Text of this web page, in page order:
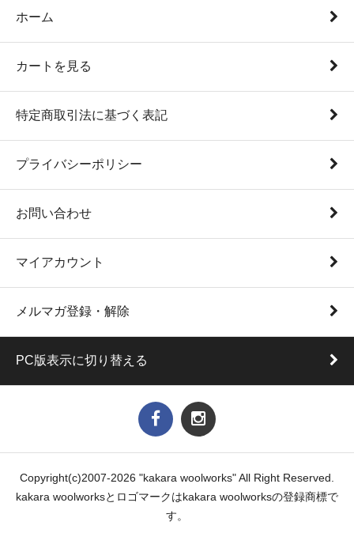
ホーム
カートを見る
特定商取引法に基づく表記
プライバシーポリシー
お問い合わせ
マイアカウント
メルマガ登録・解除
PC版表示に切り替える
Copyright(c)2007-2026 "kakara woolworks" All Right Reserved.
kakara woolworksとロゴマークはkakara woolworksの登録商標で
す。